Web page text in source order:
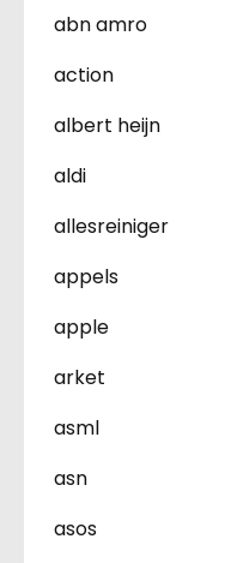
abn amro
action
albert heijn
aldi
allesreiniger
appels
apple
arket
asml
asn
asos